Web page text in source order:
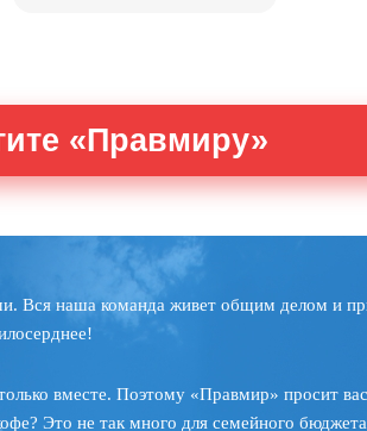
«Правмиру»
Вся наша команда живет общим делом и
вместе. Поэтому «Правмир» просит
Это не так много для семейного